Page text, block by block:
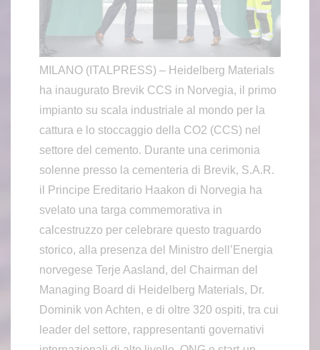
MILANO (ITALPRESS) – Heidelberg Materials
ha inaugurato Brevik CCS in Norvegia, il primo
impianto su scala industriale al mondo per la
cattura e lo stoccaggio della CO2 (CCS) nel
settore del cemento. Durante una cerimonia
solenne presso la cementeria di Brevik, S.A.R.
il Principe Ereditario Haakon di Norvegia ha
svelato una targa commemorativa in
calcestruzzo per celebrare questo traguardo
storico, alla presenza del Ministro dell’Energia
norvegese Terje Aasland, del Chairman del
Managing Board di Heidelberg Materials, Dr.
Dominik von Achten, e di oltre 320 ospiti, tra cui
leader del settore, rappresentanti governativi